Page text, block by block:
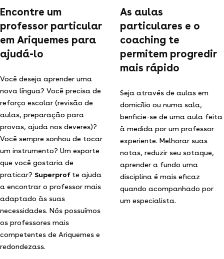
Encontre um
professor particular
em Ariquemes para
ajudá-lo
Você deseja aprender uma
nova língua? Você precisa de
reforço escolar (revisão de
aulas, preparação para
provas, ajuda nos deveres)?
Você sempre sonhou de tocar
um instrumento? Um esporte
que você gostaria de
praticar? Superprof te ajuda
a encontrar o professor mais
adaptado às suas
necessidades. Nós possuímos
os professores mais
competentes de Ariquemes e
redondezass.
As aulas
particulares e o
coaching te
permitem progredir
mais rápido
Seja através de aulas em
domicílio ou numa sala,
benficie-se de uma aula feita
à medida por um professor
experiente. Melhorar suas
notas, reduzir seu sotaque,
aprender a fundo uma
disciplina é mais eficaz
quando acompanhado por
um especialista.